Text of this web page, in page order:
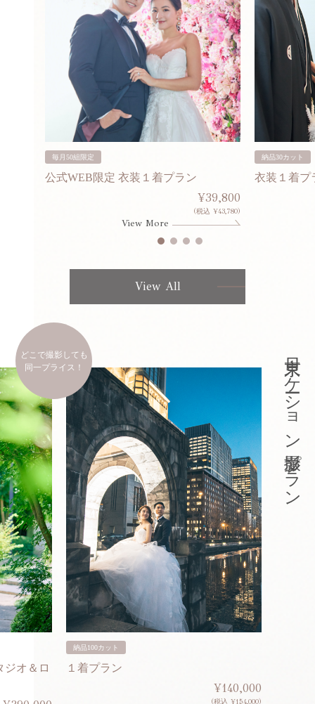
毎月50組限定
公式WEB限定 衣装１着プラン
¥39,800
(税込 ¥43,780)
View More
納品30カット
衣装１着プ
View All
どこで撮影しても
同一プライス！
ジオ＆ロ
納品100カット
１着プラン
¥140,000
(税込 ¥154,000)
東京ロケーション撮影プラン